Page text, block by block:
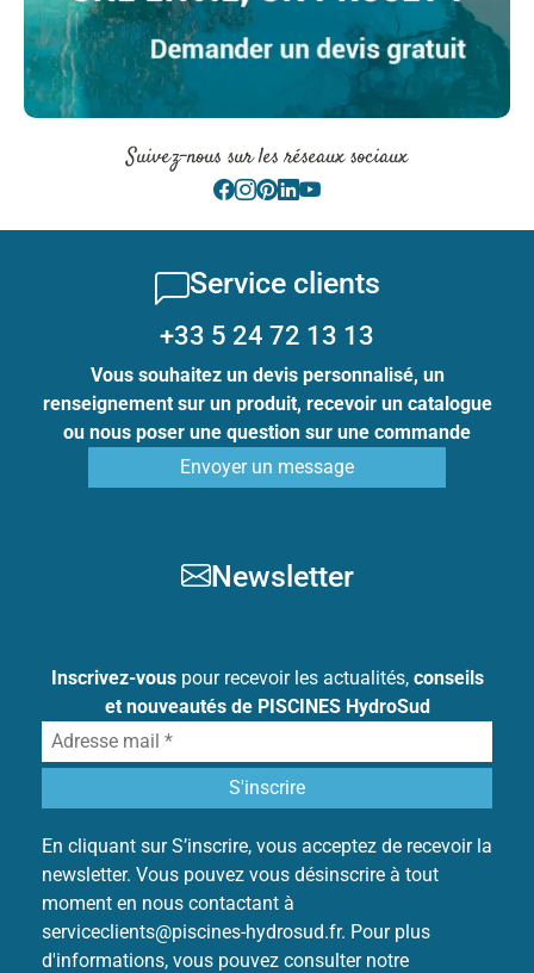
Suivez-nous sur les réseaux sociaux
Service clients
+33 5 24 72 13 13
Vous souhaitez un devis personnalisé, un
renseignement sur un produit, recevoir un catalogue
ou nous poser une question sur une commande
Envoyer un message
Newsletter
Inscrivez-vouspour recevoir les actualités, conseils
et nouveautés de PISCINES HydroSud
En cliquant sur S’inscrire, vous acceptez de recevoir la
newsletter. Vous pouvez vous désinscrire à tout
moment en nous contactant à
serviceclients@piscines-hydrosud.fr. Pour plus
d'informations, vous pouvez consulter notre